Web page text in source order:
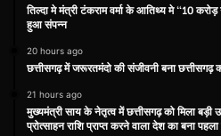
तिल्दा मे मंत्री टंकराम वर्मा के आतिथ्य मे “10 करोड़
हुआ संपन्न
20 hours ago
छत्तीसगढ़ में जरूरतमंदो की संजीवनी बना छत्तीसगढ़
21 hours ago
मुख्यमंत्री साय के नेतृत्व में छत्तीसगढ़ को मिला
प्रोत्साहन राशि प्राप्त करने वाला देश का बना